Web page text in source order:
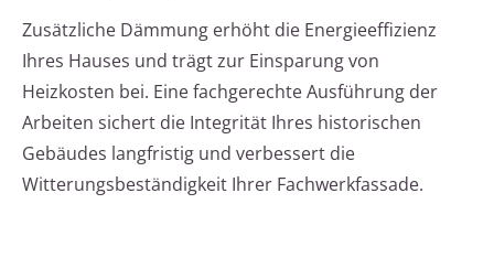
Zusätzliche Dämmung erhöht die Energieeffizienz
Ihres Hauses und trägt zur Einsparung von
Heizkosten bei. Eine fachgerechte Ausführung der
Arbeiten sichert die Integrität Ihres historischen
Gebäudes langfristig und verbessert die
Witterungsbeständigkeit Ihrer Fachwerkfassade.